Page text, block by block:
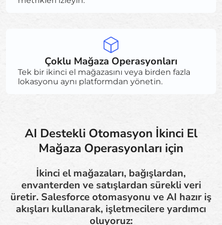
Çoklu Mağaza Operasyonları
Tek bir ikinci el mağazasını veya birden fazla
lokasyonu aynı platformdan yönetin.
AI Destekli Otomasyon İkinci El
Mağaza Operasyonları için
İkinci el mağazaları, bağışlardan,
envanterden ve satışlardan sürekli veri
üretir. Salesforce otomasyonu ve AI hazır iş
akışları kullanarak, işletmecilere yardımcı
oluyoruz: